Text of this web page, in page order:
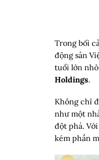
Trong bối
động sản
tuổi lớn
Holdings.
Không chỉ
như một
đột phá.
kém phần